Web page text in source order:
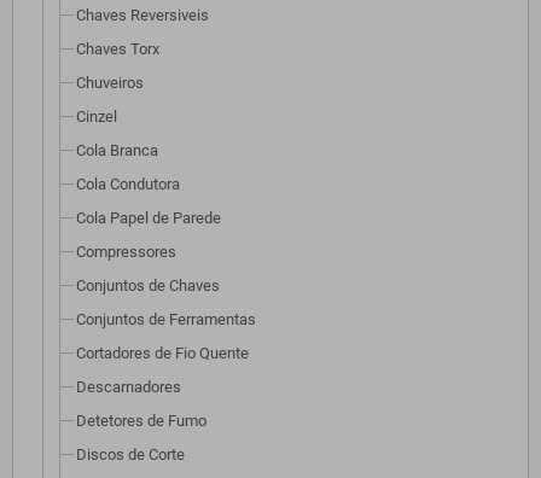
Chaves Reversiveis
Chaves Torx
Chuveiros
Cinzel
Cola Branca
Cola Condutora
Cola Papel de Parede
Compressores
Conjuntos de Chaves
Conjuntos de Ferramentas
Cortadores de Fio Quente
Descarnadores
Detetores de Fumo
Discos de Corte